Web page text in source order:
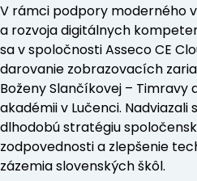
V rámci podpory moderného
a rozvoja digitálnych
sa v spoločnosti Asseco CE
darovanie zobrazovacích
Boženy Slančíkovej – Timravy
akadémii v Lučenci. Nadviazali
dlhodobú stratégiu
zodpovednosti a zlepšenie
zázemia slovenských škôl.